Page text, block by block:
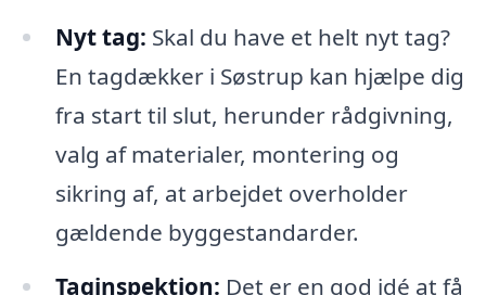
Nyt tag: Skal du have et helt nyt tag?
En tagdækker i Søstrup kan hjælpe dig
fra start til slut, herunder rådgivning,
valg af materialer, montering og
sikring af, at arbejdet overholder
gældende byggestandarder.
Taginspektion: Det er en god idé at få